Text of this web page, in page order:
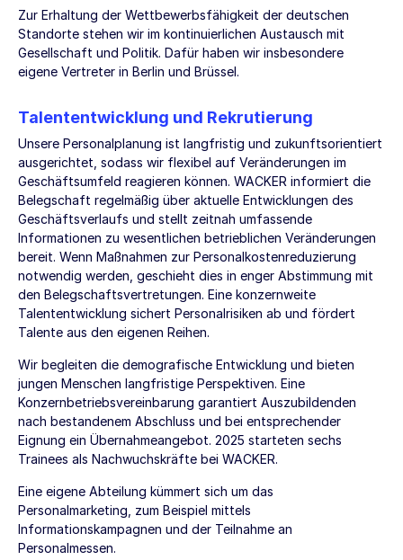
Zur Erhaltung der Wettbewerbsfähigkeit der deutschen
Standorte stehen wir im kontinuierlichen Austausch mit
Gesellschaft und Politik. Dafür haben wir insbesondere
eigene Vertreter in Berlin und Brüssel.
Talententwicklung und Rekrutierung
Unsere Personalplanung ist langfristig und zukunftsorientiert
ausgerichtet, sodass wir flexibel auf Veränderungen im
Geschäftsumfeld reagieren können. WACKER informiert die
Belegschaft regelmäßig über aktuelle Entwicklungen des
Geschäftsverlaufs und stellt zeitnah umfassende
Informationen zu wesentlichen betrieblichen Veränderungen
bereit. Wenn Maßnahmen zur Personalkostenreduzierung
notwendig werden, geschieht dies in enger Abstimmung mit
den Belegschaftsvertretungen. Eine konzernweite
Talententwicklung sichert Personalrisiken ab und fördert
Talente aus den eigenen Reihen.
Wir begleiten die demografische Entwicklung und bieten
jungen Menschen langfristige Perspektiven. Eine
Konzernbetriebsvereinbarung garantiert Auszubildenden
nach bestandenem Abschluss und bei entsprechender
Eignung ein Übernahmeangebot. 2025 starteten sechs
Trainees als Nachwuchskräfte bei WACKER.
Eine eigene Abteilung kümmert sich um das
Personalmarketing, zum Beispiel mittels
Informationskampagnen und der Teilnahme an
Personalmessen.